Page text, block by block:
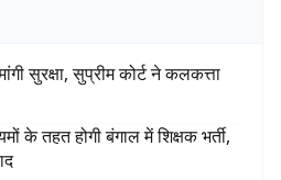
सुरक्षा, सुप्रीम कोर्ट ने कलकत्ता
के तहत होगी बंगाल में शिक्षक भर्ती,